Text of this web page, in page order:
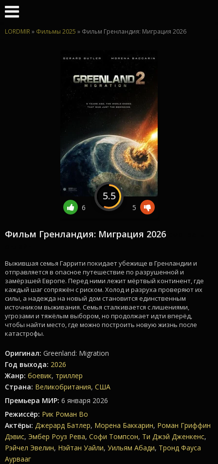
LORDMIR» Фильмы 2025 » Фильм Гренландия: Миграция 2026
Фильм Гренландия: Миграция 2026
Выжившая семья Гаррити покидает убежище в Гренландии и
отправляется в опасное путешествие по разрушенной и
замёрзшей Европе. Перед ними лежит мёртвый континент, где
каждый шаг сопряжён с риском. Холод и разруха проверяют их
силы, а надежда на новый дом становится единственным
источником выживания. Семья сталкивается с лишениями,
угрозами и тяжёлым выбором, но продолжает идти вперёд,
чтобы найти место, где можно построить новую жизнь после
катастрофы.
Оригинал: Greenland: Migration
Год выхода: 2026
Жанр: боевик, триллер
Страна: Великобритания, США
Премьера МИР: 6 января 2026
Режиссёр: Рик Роман Во
Актёры: Джерард Батлер, Морена Баккарин, Роман Гриффин
Дэвис, Эмбер Роуз Рева, Софи Томпсон, Ти Джэй Дженкенс,
Рэйчел Эвелин, Нэйтан Уайли, Уильям Абади, Тронд Фауса
Аурвааг
6
5.5
5